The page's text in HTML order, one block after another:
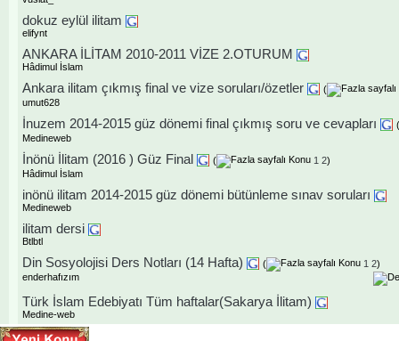
dokuz eylül ilitam
elifynt
ANKARA İLİTAM 2010-2011 VİZE 2.OTURUM
Hâdimul İslam
Ankara ilitam çıkmış final ve vize soruları/özetler
(
umut628
İnuzem 2014-2015 güz dönemi final çıkmış soru ve cevapları
(
Medineweb
İnönü İlitam (2016 ) Güz Final ( 1 2)
Hâdimul İslam
inönü ilitam 2014-2015 güz dönemi bütünleme sınav soruları
Medineweb
ilitam dersi
Btlbtl
Din Sosyolojisi Ders Notları (14 Hafta) ( 1 2)
enderhafızım
Türk İslam Edebiyatı Tüm haftalar(Sakarya İlitam)
Medine-web